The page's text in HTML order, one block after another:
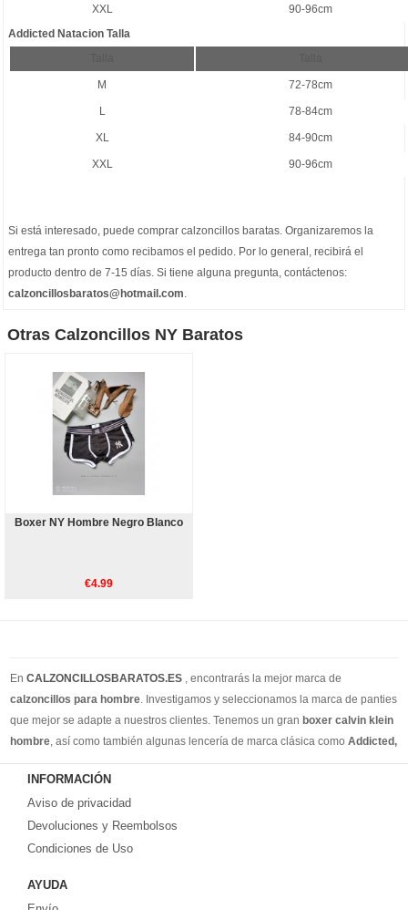
XXL
90-96cm
Addicted Natacion Talla
M 72-78cm
L 78-84cm
XL 84-90cm
XXL 90-96cm
Si está interesado, puede comprar calzoncillos baratas . Organizaremos la
entrega tan pronto como recibamos el pedido. Por lo general, recibirá el
producto dentro de 7-15 días. Si tiene alguna pregunta, contáctenos:
calzoncillosbaratos@hotmail.com
Otras Calzoncillos NY Baratos
Boxer NY Hombre Negro Blanco
€4.99
En CALZONCILLOSBARATOS.ES
, encontrarás la mejor marca de
calzoncillos para hombre . Investigamos y seleccionamos la marca de panties
que mejor se adapte a nuestros clientes. Tenemos un gran boxer calvin klein
hombre , así como también algunas lencería de marca clásica como Addicted,
Armain, Versace, Ralph Lauren. Además de los calzoncillos de estilo
cotidiano, también tenemos calzoncillos para hombres, slip y tangas para
hombres. Creemos que puede encontrar todos los estilos de ropa interior que
necesita en nuestro sitio web. Puedes encontrar su estilo en nuestra tienda
online. Recuerde, si no está satisfecho, tiene 15 días para volver ... ¡envío
INFORMACIÓN
Aviso de privacidad
Devoluciones y Reembolsos
Condiciones de Uso
AYUDA